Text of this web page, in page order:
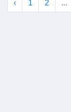
‹ 1 2 ...